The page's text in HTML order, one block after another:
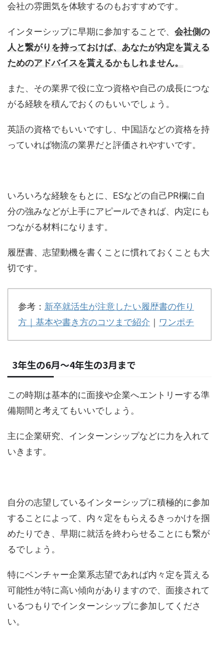
会社の雰囲気を体験するのもおすすめです。
インターシップに早期に参加することで、 会社側の
人と繋がりを持っておけば、あなたが内定を貰える
ためのアドバイスを貰えるかもしれません。
また、その業界で役に立つ資格や自己の成長につな
がる経験を積んでおくのもいいでしょう。
英語の資格でもいいですし、中国語などの資格を持
っていれば物流の業界だと評価されやすいです。
いろいろな経験をもとに、ESなどの自己PR欄に自
分の強みなどが上手にアピールできれば、内定にも
つながる材料になります。
履歴書、志望動機を書くことに慣れておくことも大
切です。
参考： 新卒就活生が注意したい履歴書の作り
方｜基本や書き方のコツまで紹介 ｜ ワンポチ
3年生の6月～4年生の3月まで
この時期は基本的に面接や企業へエントリーする準
備期間と考えてもいいでしょう。
主に企業研究、インターンシップなどに力を入れて
いきます。
自分の志望しているインターシップに積極的に参加
することによって、内々定をもらえるきっかけを掴
めたりでき、早期に就活を終わらせることにも繋が
るでしょう。
特にベンチャー企業系志望であれば内々定を貰える
可能性が特に高い傾向がありますので、面接されて
いるつもりでインターンシップに参加してくださ
い。